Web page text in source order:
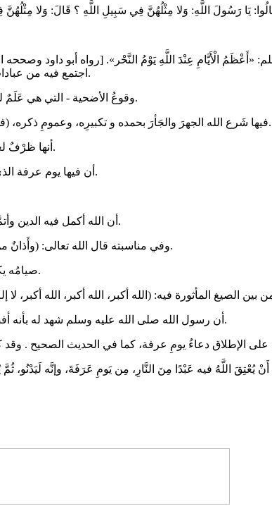
اجتمع فيه من عبادات، (الصلاةُ، والذكرُ المخصوص، والأضحية..).
- ﻭﻗﻮﻉُ اﻷﺿﺤﻴﺔ - اﻟﺘﻲ ﻫﻲ ﻋَﻠَﻢٌ ﻟﻠﻤﻠﺔ اﻹﺑﺮاﻫﻴﻤﻴﺔ ﻭاﻟﺸﺮﻳﻌﺔ اﻟﻤﺤﻤﺪﻳﺔ - فيها.
- فيها شَرع الله الجهرَ والجَأرَ بحمده و تكبيرِه، وعمومِ ذكره، (فأكثروا فيهن من التهليل والتكبير والتحميد).
- ﺃنها ظرْفٌ لعبادة اﻟﺤﺞ اﻟذي ﻫﻮ ﺭﻛﻦ ﻣﻦ ﺃﺭﻛﺎﻥ اﻹﺳﻼﻡ.
- أن فيها يوم عرفة الذي هو يوم الحج الأكبر، ويومُ التجلي الأعظم.
- أن الله أكمل فيه الدين وأتمَّ النعمة وأَنزَل: (اليومَ أكملتُ لكم دينكم..).
- وفي مناسبته قال الله تعالى: (وأَذانٌ من الله ورسوله إلى الناس يوم الحج الأكبر).
- صيامُه يكفر سنتين، ورمضانُ كله يكفر سنة واحدة.
- ﺃﻥ ﺭﺳﻮﻝ اﻟﻠﻪ ﺻﻠﻰ اﻟﻠﻪ ﻋﻠﻴﻪ ﻭﺳﻠﻢ ﺷﻬﺪ ﻟﻪ ﺑﺄﻧﻪ ﺃﻓﻀﻞ ﺃﻳﺎﻡ اﻟﺪﻧﻴﺎ، وﺣﺙ ﻋﻠﻰ ﺃﻓﻌﺎﻝ اﻟﺨﻴﺮ ﻓﻴﻪ.